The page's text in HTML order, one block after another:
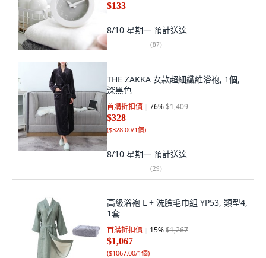
$133
8/10 星期一 預計送達
(87)
THE ZAKKA 女款超細纖維浴袍, 1個,
深黑色
首購折扣價 76%$1,409
$328
($328.00/1個)
8/10 星期一 預計送達
(29)
高級浴袍 L + 洗臉毛巾組 YP53, 類型4,
1套
首購折扣價 15%$1,267
$1,067
($1067.00/1個)